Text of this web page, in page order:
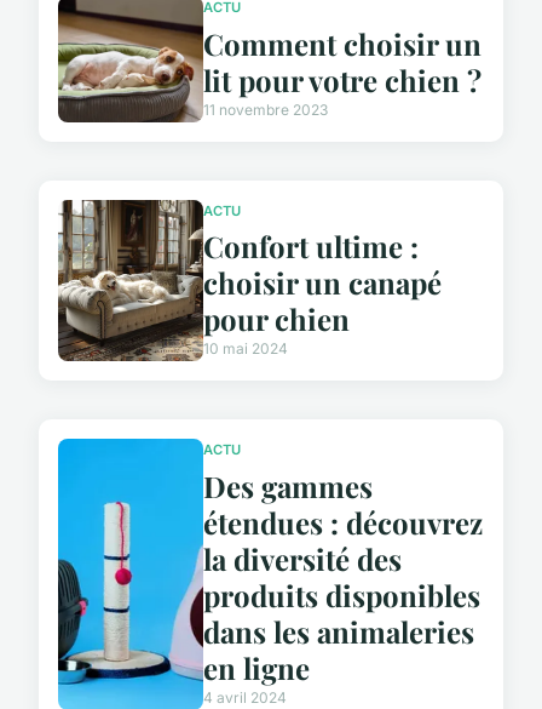
ACTU
Comment choisir un
lit pour votre chien ?
11 novembre 2023
ACTU
Confort ultime :
choisir un canapé
pour chien
10 mai 2024
ACTU
Des gammes
étendues : découvrez
la diversité des
produits disponibles
dans les animaleries
en ligne
4 avril 2024